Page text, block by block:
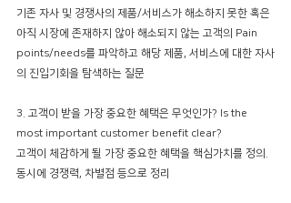
기존 자사 및 경쟁사의 제품/서비스가 해소하지 못한 혹은
아직 시장에 존재하지 않아 해소되지 않는 고객의 Pain
points/needs를 파악하고 해당 제품, 서비스에 대한 자사
의 진입기회을 탐색하는 질문
3. 고객이 받을 가장 중요한 혜택은 무엇인가? Is the
most important customer benefit clear?
고객이 체감하게 될 가장 중요한 혜택을 핵심가치를 정의.
동시에 경쟁력, 차별점 등으로 정리